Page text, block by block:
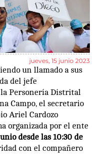
jueves, 15 junio 2023
un llamado a sus
del jefe
Personería Distrital
Campo, el secretario
Ariel Cardozo
organizada por el ente
desde las 10:30 de
con el compañero